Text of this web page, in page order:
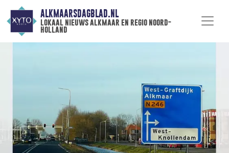
ALKMAARSDAGBLAD.NL
lokaal nieuws alkmaar en regio noord-
holland